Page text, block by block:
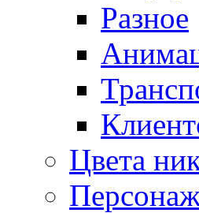
Разное
Цвета